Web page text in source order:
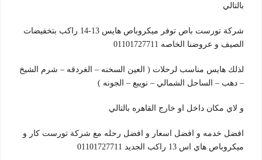
بالتالي
شركة تورست باص توفر ميكروباص هايس 13-14 راكب بتخفيضات
الصيف و عروضنا الخاصه 01101727711
لذلك هايس مناسب لرحلات ( العين السخنه – الغردقه – شرم الشيخ
– دهب – الساحل الشمالي – نويبع – الجونه )
و لاي مكان داخل او خارج القاهره بالتالي
افضل خدمه و افضل اسعار و افضل رحله مع شركة تورست كار و
ميكروباص هاي اس 13 راكب الجديد 01101727711